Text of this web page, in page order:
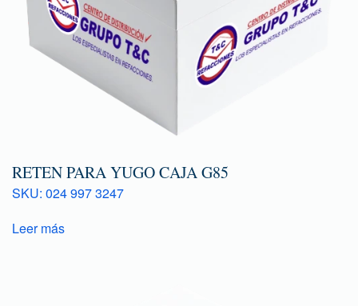
RETEN PARA YUGO CAJA G85
SKU: 024 997 3247
Leer más